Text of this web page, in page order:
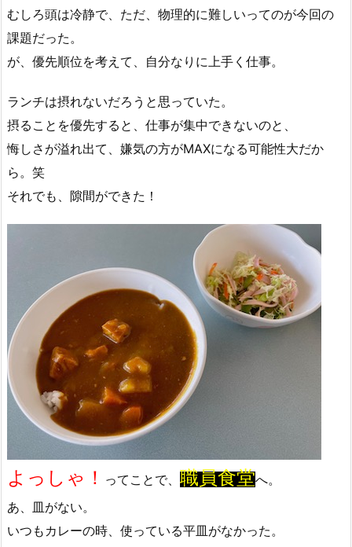
むしろ頭は冷静で、ただ、物理的に難しいってのが今回の
課題だった。
が、優先順位を考えて、自分なりに上手く仕事。
ランチは摂れないだろうと思っていた。
摂ることを優先すると、仕事が集中できないのと、
悔しさが溢れ出て、嫌気の方がMAXになる可能性大だか
ら。笑
それでも、隙間ができた！
よっしゃ！ ってことで、 職員食堂へ。
あ、皿がない。
いつもカレーの時、使っている平皿がなかった。